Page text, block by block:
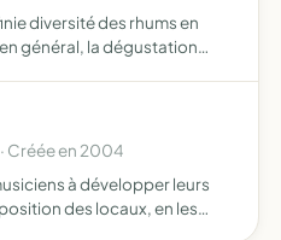
diversité des rhums en
général, la dégustation
Créée en 2004
à développer leurs
des locaux, en les